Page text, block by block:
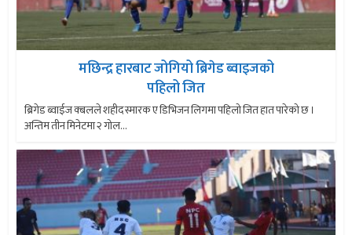
मछिन्द्र हारबाट जोगियो ब्रिगेड ब्वाइजको
पहिलो जित
ब्रिगेड ब्वाईज क्बलले शहीद स्मारक ए डिभिजन लिगमा पहिलो जित हात पारेको छ ।
अन्तिम तीन मिनेटमा २ गोल...